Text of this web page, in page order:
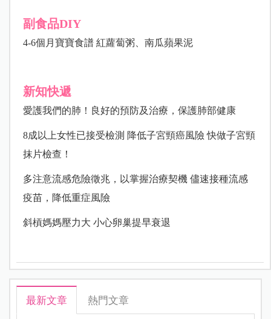
副食品DIY
4-6個月寶寶食譜 紅蘿蔔粥、南瓜蘋果泥
新知快遞
愛護我們的肺！良好的預防及治療，保護肺部健康
8成以上女性已接受檢測 降低子宮頸癌風險 快做子宮頸
抹片檢查！
多注意流感危險徵兆，以掌握治療契機 儘速接種流感
疫苗，降低重症風險
斜槓媽媽壓力大 小心卵巢提早衰退
最新文章 熱門文章